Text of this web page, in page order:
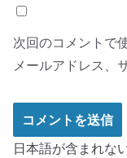
次回のコメントで
メールアドレス、
日本語が含まれな